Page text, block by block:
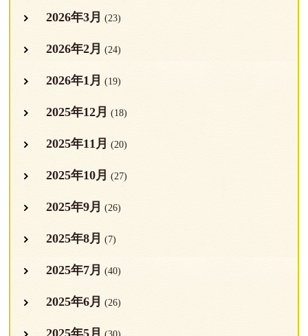
2026年3月 (23)
2026年2月 (24)
2026年1月 (19)
2025年12月 (18)
2025年11月 (20)
2025年10月 (27)
2025年9月 (26)
2025年8月 (7)
2025年7月 (40)
2025年6月 (26)